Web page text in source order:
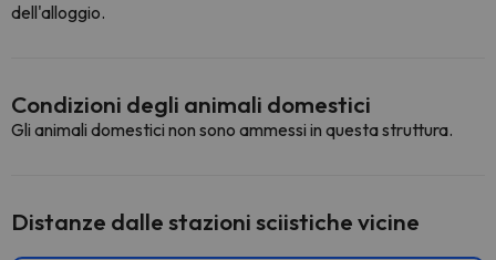
dell'alloggio.
Condizioni degli animali domestici
Gli animali domestici non sono ammessi in questa struttura.
Distanze dalle stazioni sciistiche vicine